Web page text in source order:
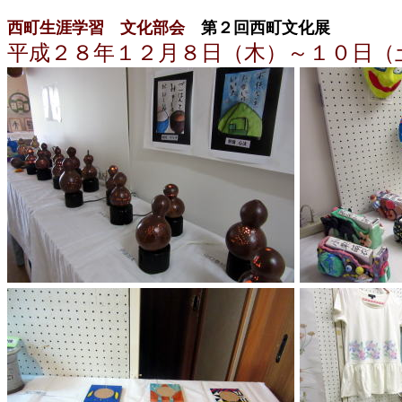
西町生涯学習 文化部会 第２回西町文化展
平成２８年１２月８日（木）～１０日（